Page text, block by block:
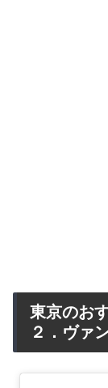
東京のお
２．ヴァ